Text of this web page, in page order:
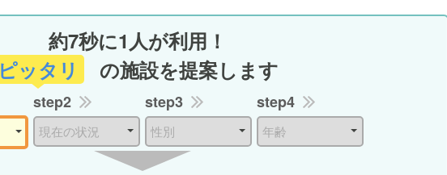
約7秒に1人が利用！
ピッタリ
の施設を提案します
step2 step3 step4